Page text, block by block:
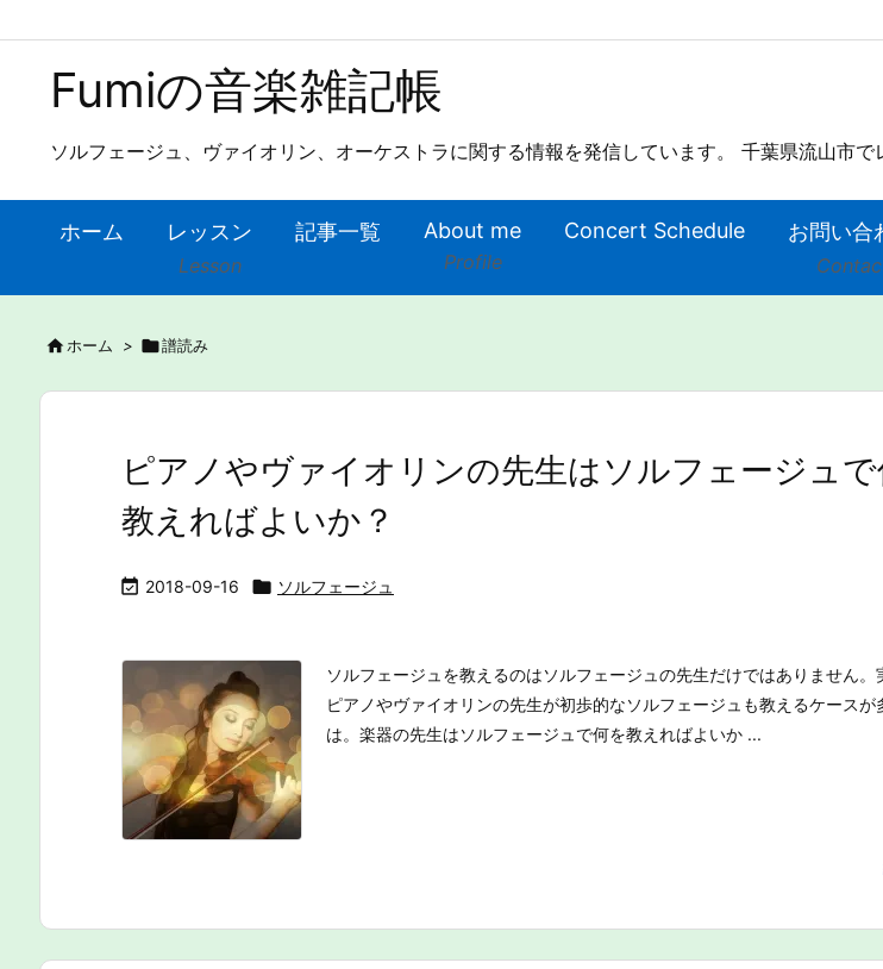
Fumiの音楽雑記帳
ソルフェージュ、ヴァイオリン、オーケストラに関する情報を発信しています。 千葉県流山市で
ホーム レッスン
Lesson
記事一覧 About me
Profile
Concert Schedule お問い合
 ホーム > 譜読み
ピアノやヴァイオリンの先生はソルフェージュで
教えればよいか？
 2018-09-16  ソルフェージュ
ソルフェージュを教えるのはソルフェージュの先生だけではありません。
ピアノやヴァイオリンの先生が初歩的なソルフェージュも教えるケースが
は。楽器の先生はソルフェージュで何を教えればよいか ...